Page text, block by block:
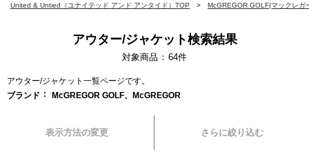
United & Untied（ユナイテッド アンド アンタイド）TOP McGREGOR GOLF(マックレガ
アウター/ジャケット検索結果
対象商品 64件
アウター/ジャケット一覧ページです。
ブランド
McGREGOR GOLF、McGREGOR
表示方法の変更 さらに絞り込む